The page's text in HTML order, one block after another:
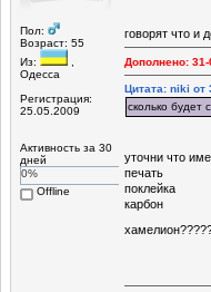
Пол:
Возраст: 55
Из:
Одесса
Регистрация:
25.05.2009
Активность за 30
дней
0%
Offline
говорят что и
Дополнено:
Цитата: niki от
сколько будет
уточни что
печать
поклейка
карбон